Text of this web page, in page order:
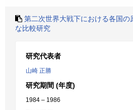
第二次世界大戦下における各国の
な比較研究
研究代表者
山崎 正勝
研究期間 (年度)
1984 – 1986